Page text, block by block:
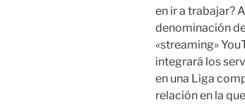
en ir a trabajar?
denominación
«streaming»
integrará los
en una Liga
relación en la